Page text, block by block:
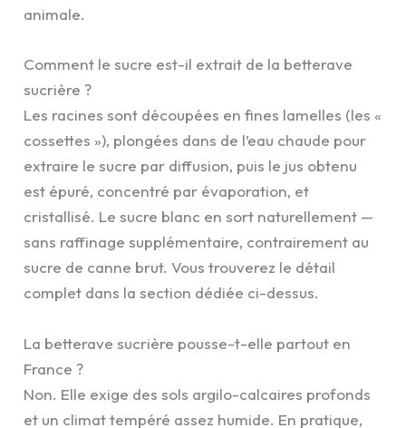
animale.
Comment le sucre est-il extrait de la betterave
sucrière ?
Les racines sont découpées en fines lamelles (les «
cossettes »), plongées dans de l’eau chaude pour
extraire le sucre par diffusion, puis le jus obtenu
est épuré, concentré par évaporation, et
cristallisé. Le sucre blanc en sort naturellement —
sans raffinage supplémentaire, contrairement au
sucre de canne brut. Vous trouverez le détail
complet dans la section dédiée ci-dessus.
La betterave sucrière pousse-t-elle partout en
France ?
Non. Elle exige des sols argilo-calcaires profonds
et un climat tempéré assez humide. En pratique,